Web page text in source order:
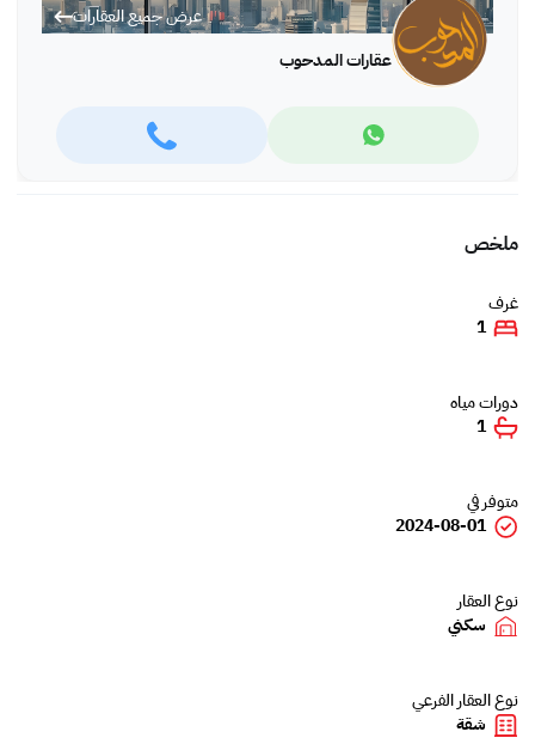
عرض جميع العقارات
عقارات المدحوب
ملخص
غرف
1
دورات مياه
1
متوفر في
2024-08-01
نوع العقار
سكني
نوع العقار الفرعي
شقة